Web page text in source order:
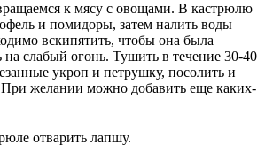
к мясу с овощами. В кастрюлю
и помидоры, затем налить воды
вскипятить, чтобы она была
на слабый огонь. Тушить в течение 30-40
укроп и петрушку, посолить и
При желании можно добавить еще каких-
отварить лапшу.